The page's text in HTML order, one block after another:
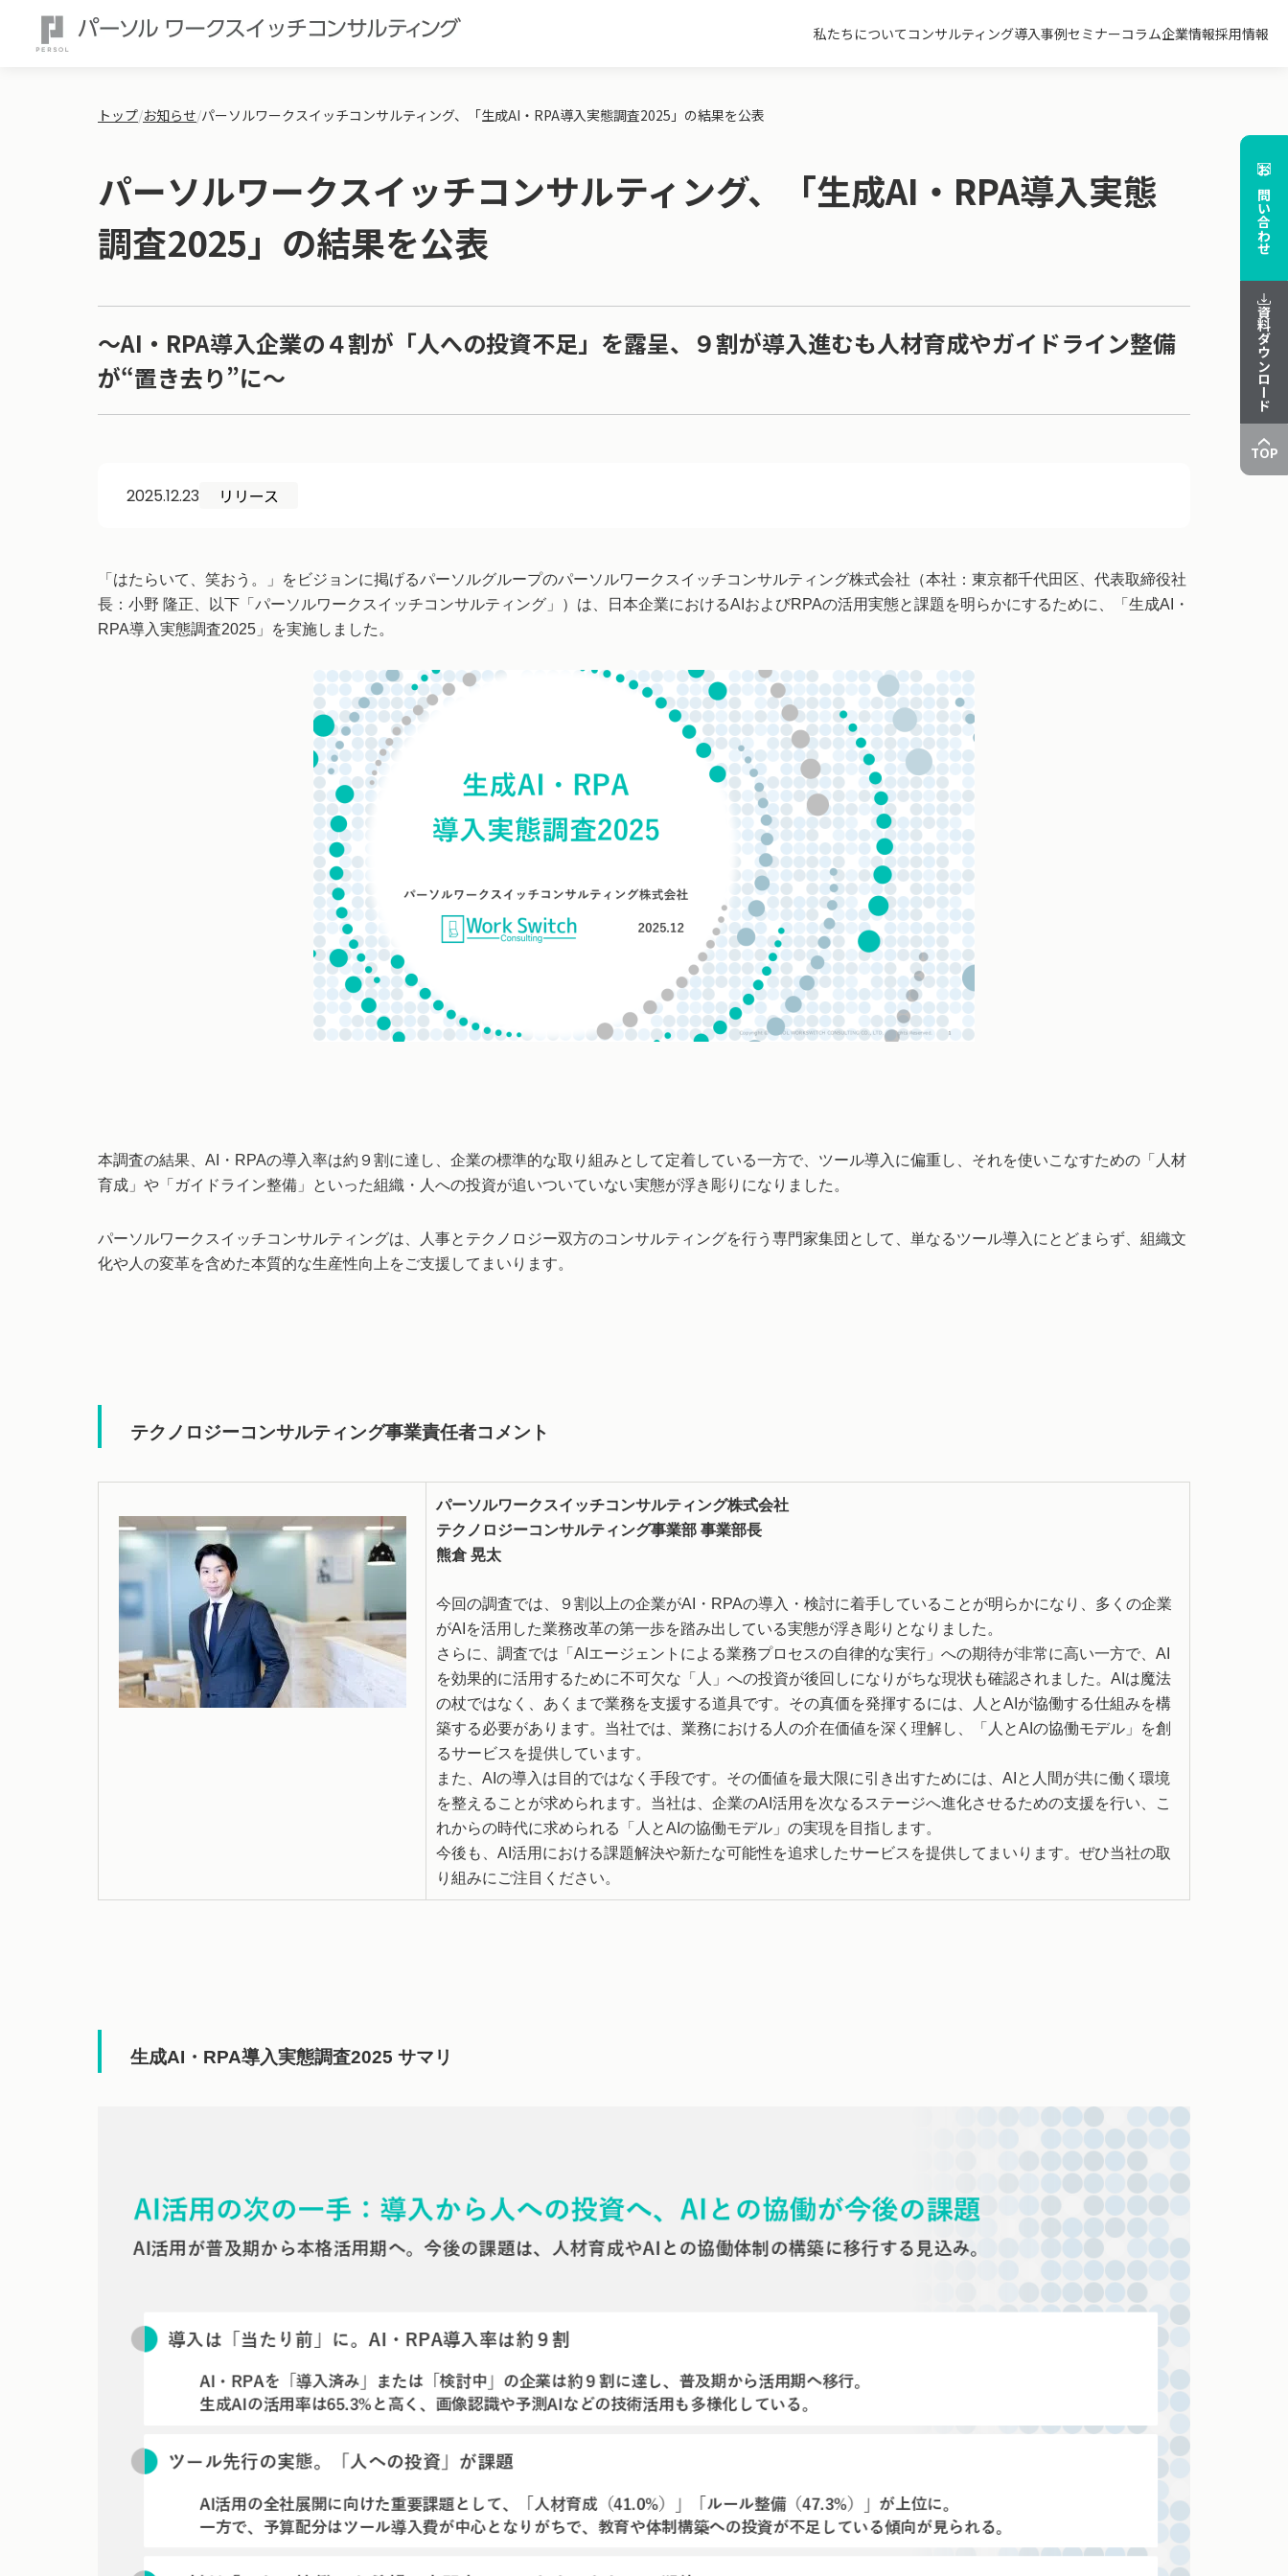
私たちについてコンサルティング導入事例セミナーコラム企業情報採用情報
トップ/お知らせ/パーソルワークスイッチコンサルティング、「生成AI・RPA導入実態調査2025」の結果を公表
パーソルワークスイッチコンサルティング、「生成AI・RPA導入実態
調査2025」の結果を公表
～AI・RPA導入企業の４割が「人への投資不足」を露呈、９割が導入進むも人材育成やガイドライン整備
が“置き去り”に～
2025.12.23 リリース
「はたらいて、笑おう。」をビジョンに掲げるパーソルグループのパーソルワークスイッチコンサルティング株式会社（本社：東京都千代田区、代表取締役社
長：小野 隆正、以下「パーソルワークスイッチコンサルティング」）は、日本企業におけるAIおよびRPAの活用実態と課題を明らかにするために、「生成AI・
RPA導入実態調査2025」を実施しました。
本調査の結果、AI・RPAの導入率は約９割に達し、企業の標準的な取り組みとして定着している一方で、ツール導入に偏重し、それを使いこなすための「人材
育成」や「ガイドライン整備」といった組織・人への投資が追いついていない実態が浮き彫りになりました。
パーソルワークスイッチコンサルティングは、人事とテクノロジー双方のコンサルティングを行う専門家集団として、単なるツール導入にとどまらず、組織文
化や人の変革を含めた本質的な生産性向上をご支援してまいります。
テクノロジーコンサルティング事業責任者コメント
パーソルワークスイッチコンサルティング株式会社
テクノロジーコンサルティング事業部 事業部長
熊倉 晃太
今回の調査では、９割以上の企業がAI・RPAの導入・検討に着手していることが明らかになり、多くの企業
がAIを活用した業務改革の第一歩を踏み出している実態が浮き彫りとなりました。
さらに、調査では「AIエージェントによる業務プロセスの自律的な実行」への期待が非常に高い一方で、AI
を効果的に活用するために不可欠な「人」への投資が後回しになりがちな現状も確認されました。AIは魔法
の杖ではなく、あくまで業務を支援する道具です。その真価を発揮するには、人とAIが協働する仕組みを構
築する必要があります。当社では、業務における人の介在価値を深く理解し、「人とAIの協働モデル」を創
るサービスを提供しています。
また、AIの導入は目的ではなく手段です。その価値を最大限に引き出すためには、AIと人間が共に働く環境
を整えることが求められます。当社は、企業のAI活用を次なるステージへ進化させるための支援を行い、こ
れからの時代に求められる「人とAIの協働モデル」の実現を目指します。
今後も、AI活用における課題解決や新たな可能性を追求したサービスを提供してまいります。ぜひ当社の取
り組みにご注目ください。
生成AI・RPA導入実態調査2025 サマリ
お問い合わせ
資料ダウンロード
TOP